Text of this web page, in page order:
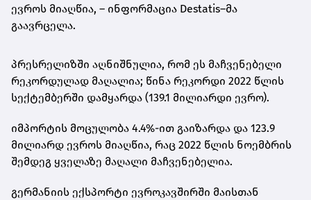
ევროს მიაღწია, – ინფორმაცია Destatis–მა
გაავრცელა.
პრესრელიზში აღნიშნულია, რომ ეს მაჩვენებელი
რეკორდულად მაღალია; წინა რეკორდი 2022 წლის
სექტემბერში დამყარდა (139.1 მილიარდი ევრო).
იმპორტის მოცულობა 4.4%-ით გაიზარდა და 123.9
მილიარდ ევროს მიაღწია, რაც 2022 წლის ნოემბრის
შემდეგ ყველაზე მაღალი მაჩვენებელია.
გერმანიის ექსპორტი ევროკავშირში მაისთან